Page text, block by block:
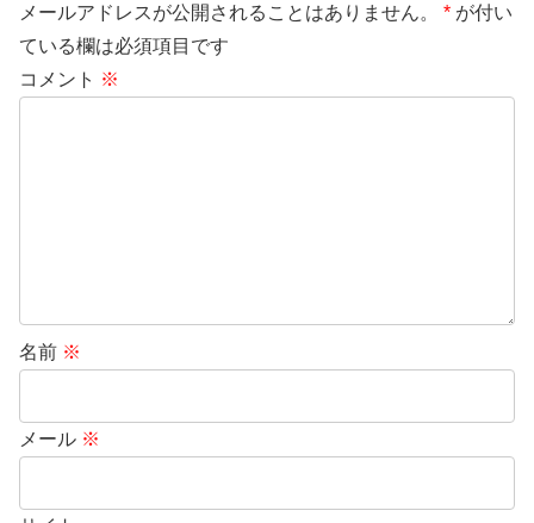
メールアドレスが公開されることはありません。 * が付い
ている欄は必須項目です
コメント ※
名前 ※
メール ※